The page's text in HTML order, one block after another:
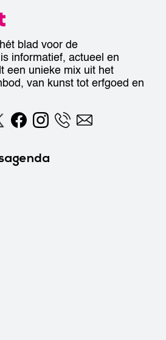
blad voor de
informatief, actueel en
een unieke mix uit het
van kunst tot erfgoed en